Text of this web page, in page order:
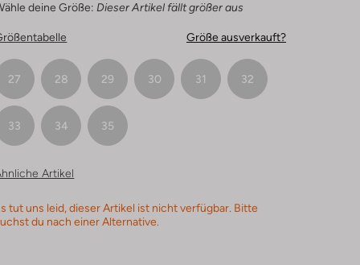
deine Größe: Dieser Artikel fällt größer aus
Größe ausverkauft?
27 28 29 30 31 32
33 34 35
Artikel
tut uns leid, dieser Artikel ist nicht verfügbar. Bitte
du nach einer Alternative.